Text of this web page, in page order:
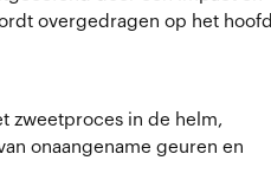
overgedragen op het hoofd
zweetproces in de helm,
onaangename geuren en